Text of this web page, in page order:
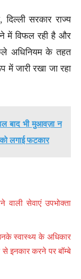
सरकार राज्य
में विफल रही है और
अधिनियम के तहत
में जारी रखा जा रहा
बाद भी मुआवज़ा न
को लगाई फटकार
वाली सेवाएं उपभोक्ता
स्वास्थ्य के अधिकार
इनकार करने पर बॉम्बे